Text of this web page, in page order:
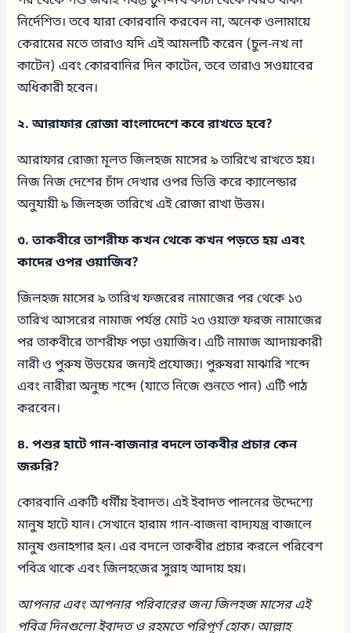
নির্দেশিত। তবে যারা কোরবানি করবেন না, অনেক ওলামায়ে
কেরামের মতে তারাও যদি এই আমলটি করেন (চুল-নখ না
কাটেন) এবং কোরবানির দিন কাটেন, তবে তারাও সওয়াবের
অধিকারী হবেন।
২. আরাফার রোজা বাংলাদেশে কবে রাখতে হবে?
আরাফার রোজা মূলত জিলহজ মাসের ৯ তারিখে রাখতে হয়।
নিজ নিজ দেশের চাঁদ দেখার ওপর ভিত্তি করে ক্যালেন্ডার
অনুযায়ী ৯ জিলহজ তারিখে এই রোজা রাখা উত্তম।
৩. তাকবীরে তাশরীফ কখন থেকে কখন পড়তে হয় এবং
কাদের ওপর ওয়াজিব?
জিলহজ মাসের ৯ তারিখ ফজরের নামাজের পর থেকে ১৩
তারিখ আসরের নামাজ পর্যন্ত মোট ২৩ ওয়াক্ত ফরজ নামাজের
পর তাকবীরে তাশরীফ পড়া ওয়াজিব। এটি নামাজ আদায়কারী
নারী ও পুরুষ উভয়ের জন্যই প্রযোজ্য। পুরুষরা মাঝারি শব্দে
এবং নারীরা অনুচ্চ শব্দে (যাতে নিজে শুনতে পান) এটি পাঠ
করবেন।
৪. পশুর হাটে গান-বাজনার বদলে তাকবীর প্রচার কেন
জরুরি?
কোরবানি একটি ধর্মীয় ইবাদত। এই ইবাদত পালনের উদ্দেশ্যে
মানুষ হাটে যান। সেখানে হারাম গান-বাজনা বাদ্যযন্ত্র বাজালে
মানুষ গুনাহগার হন। এর বদলে তাকবীর প্রচার করলে পরিবেশ
পবিত্র থাকে এবং জিলহজের সুন্নাহ আদায় হয়।
আপনার এবং আপনার পরিবারের জন্য জিলহজ মাসের এই
পবিত্র দিনগুলো ইবাদত ও রহমতে পরিপূর্ণ হোক। আল্লাহ